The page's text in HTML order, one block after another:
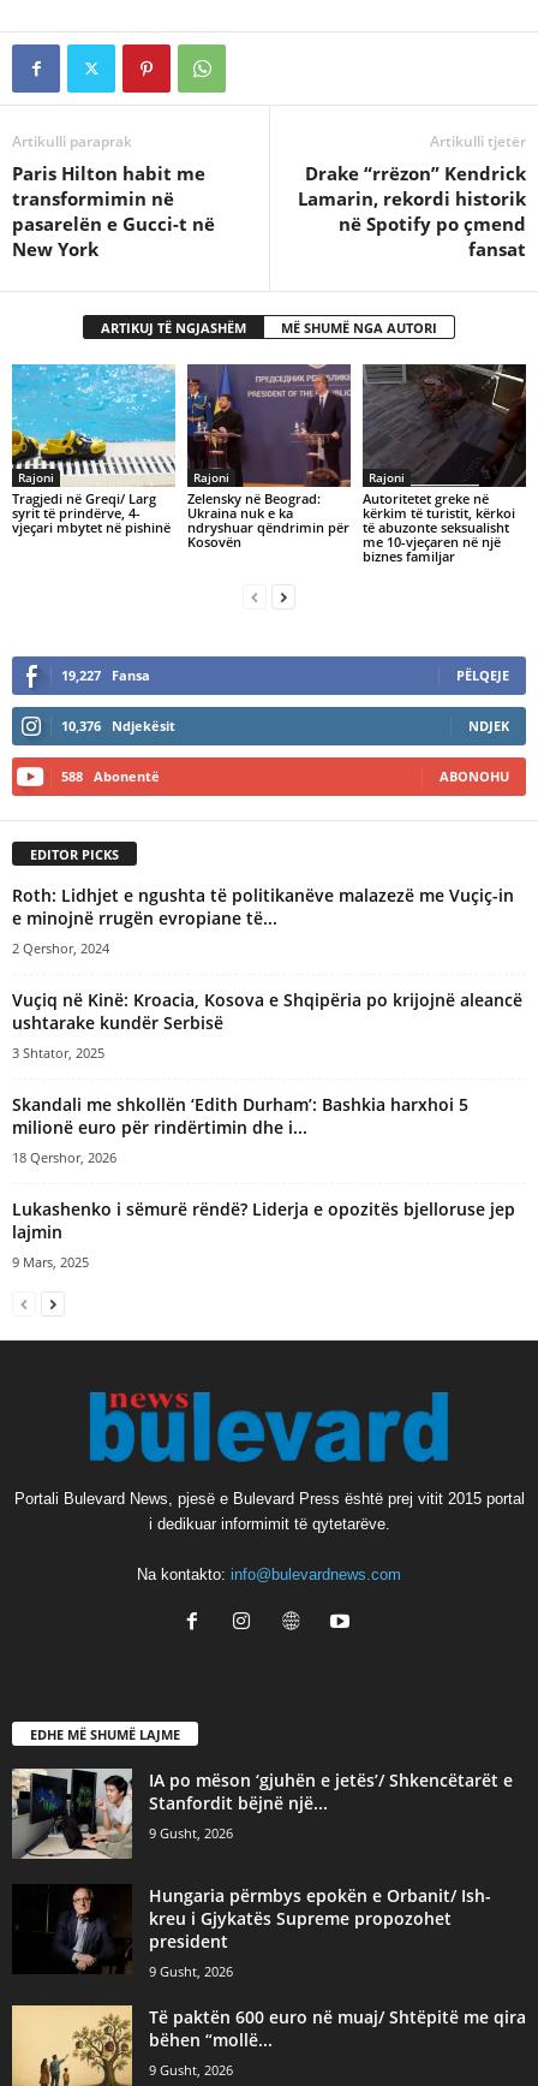
Artikulli paraprak
Paris Hilton habit me
transformimin në
pasarelën e Gucci-t në
New York
Artikulli tjetër
Drake “rrëzon” Kendrick
Lamarin, rekordi historik
në Spotify po çmend
fansat
ARTIKUJ TË NGJASHËM MË SHUMË NGA AUTORI
Rajoni
Tragjedi në Greqi/ Larg
syrit të prindërve, 4-
vjeçari mbytet në pishinë
Rajoni
Zelensky në Beograd:
Ukraina nuk e ka
ndryshuar qëndrimin për
Kosovën
Rajoni
Autoritetet greke në
kërkim të turistit, kërkoi
të abuzonte seksualisht
me 10-vjeçaren në një
biznes familjar
19,227 Fansa PËLQEJE
10,376 Ndjekësit NDJEK
588 Abonentë ABONOHU
EDITOR PICKS
Roth: Lidhjet e ngushta të politikanëve malazezë me Vuçiç-in
e minojnë rrugën evropiane të...
2 Qershor, 2024
​Vuçiq në Kinë: Kroacia, Kosova e Shqipëria po krijojnë aleancë
ushtarake kundër Serbisë
3 Shtator, 2025
Skandali me shkollën ‘Edith Durham’: Bashkia harxhoi 5
milionë euro për rindërtimin dhe i...
18 Qershor, 2026
Lukashenko i sëmurë rëndë? Liderja e opozitës bjelloruse jep
lajmin
9 Mars, 2025
Portali Bulevard News, pjesë e Bulevard Press është prej vitit 2015 portal
i dedikuar informimit të qytetarëve.
Na kontakto: info@bulevardnews.com
EDHE MË SHUMË LAJME
IA po mëson ‘gjuhën e jetës’/ Shkencëtarët e
Stanfordit bëjnë një...
9 Gusht, 2026
Hungaria përmbys epokën e Orbanit/ Ish-
kreu i Gjykatës Supreme propozohet
president
9 Gusht, 2026
Të paktën 600 euro në muaj/ Shtëpitë me qira
bëhen “mollë...
9 Gusht, 2026